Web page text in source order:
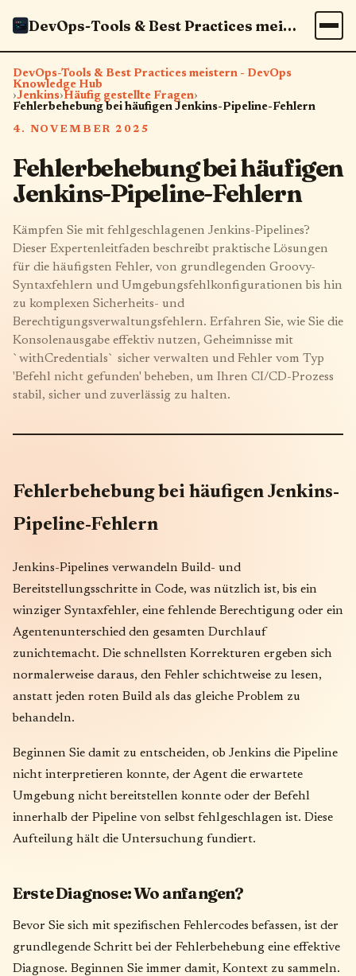
DevOps-Tools & Best Practices meistern - DevOps Knowledge Hub
DevOps-Tools & Best Practices meistern - DevOps
Knowledge Hub
›Jenkins›Häufig gestellte Fragen›
Fehlerbehebung bei häufigen Jenkins-Pipeline-Fehlern
4. NOVEMBER 2025
Fehlerbehebung bei häufigen
Jenkins-Pipeline-Fehlern
Kämpfen Sie mit fehlgeschlagenen Jenkins-Pipelines?
Dieser Expertenleitfaden beschreibt praktische Lösungen
für die häufigsten Fehler, von grundlegenden Groovy-
Syntaxfehlern und Umgebungsfehlkonfigurationen bis hin
zu komplexen Sicherheits- und
Berechtigungsverwaltungsfehlern. Erfahren Sie, wie Sie die
Konsolenausgabe effektiv nutzen, Geheimnisse mit
`withCredentials` sicher verwalten und Fehler vom Typ
'Befehl nicht gefunden' beheben, um Ihren CI/CD-Prozess
stabil, sicher und zuverlässig zu halten.
Fehlerbehebung bei häufigen Jenkins-
Pipeline-Fehlern
Jenkins-Pipelines verwandeln Build- und
Bereitstellungsschritte in Code, was nützlich ist, bis ein
winziger Syntaxfehler, eine fehlende Berechtigung oder ein
Agentenunterschied den gesamten Durchlauf
zunichtemacht. Die schnellsten Korrekturen ergeben sich
normalerweise daraus, den Fehler schichtweise zu lesen,
anstatt jeden roten Build als das gleiche Problem zu
behandeln.
Beginnen Sie damit zu entscheiden, ob Jenkins die Pipeline
nicht interpretieren konnte, der Agent die erwartete
Umgebung nicht bereitstellen konnte oder der Befehl
innerhalb der Pipeline von selbst fehlgeschlagen ist. Diese
Aufteilung hält die Untersuchung fundiert.
Erste Diagnose: Wo anfangen?
Bevor Sie sich mit spezifischen Fehlercodes befassen, ist der
grundlegende Schritt bei der Fehlerbehebung eine effektive
Diagnose. Beginnen Sie immer damit, Kontext zu sammeln.